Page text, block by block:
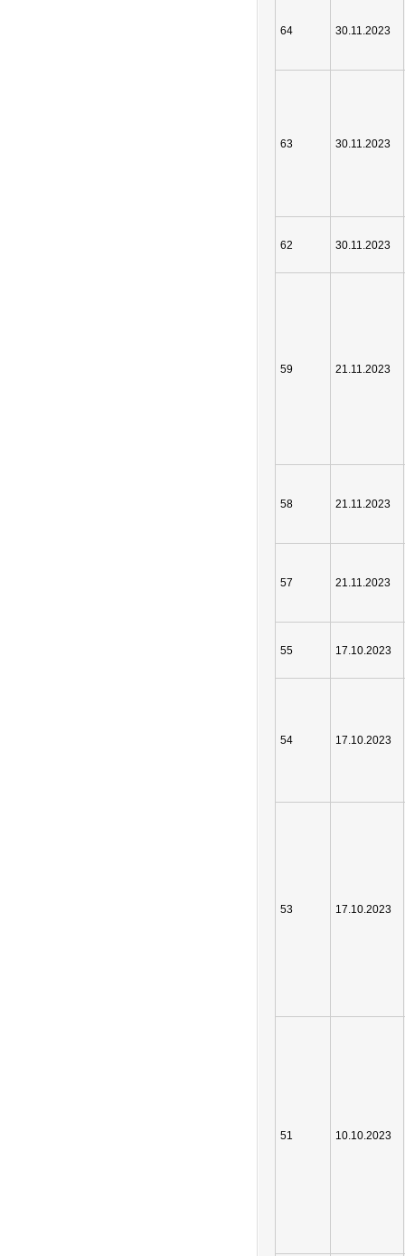
64 30.11.2023
63 30.11.2023
62 30.11.2023
59 21.11.2023
58 21.11.2023
57 21.11.2023
55 17.10.2023
54 17.10.2023
53 17.10.2023
51 10.10.2023